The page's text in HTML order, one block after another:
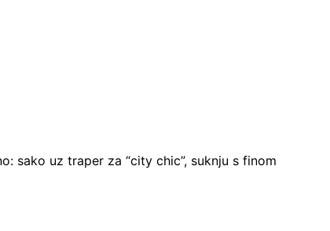
sako uz traper za “city chic”, suknju s finom